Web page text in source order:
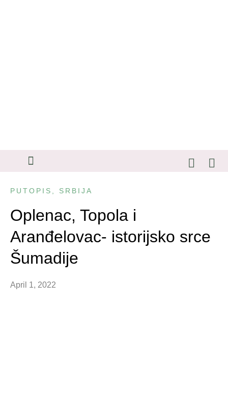
PUTOPIS SRBIJA
Oplenac, Topola i
Aranđelovac- istorijsko srce
Šumadije
April 1, 2022